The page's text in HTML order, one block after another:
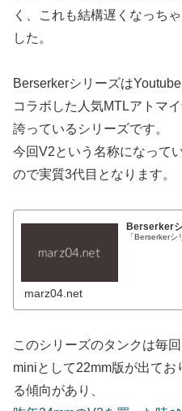
く、これも結構遅くなっち
した。
Berserkerシリーズは
コラボした人気MTLアトマ
誇っているシリーズです。
今回V2という名称になって
ので実質3代目となります。
Berserker
「Berserkerシ
marz04.net
このシリーズのタンクは毎
miniとして22mm版が出て
る傾向があり、